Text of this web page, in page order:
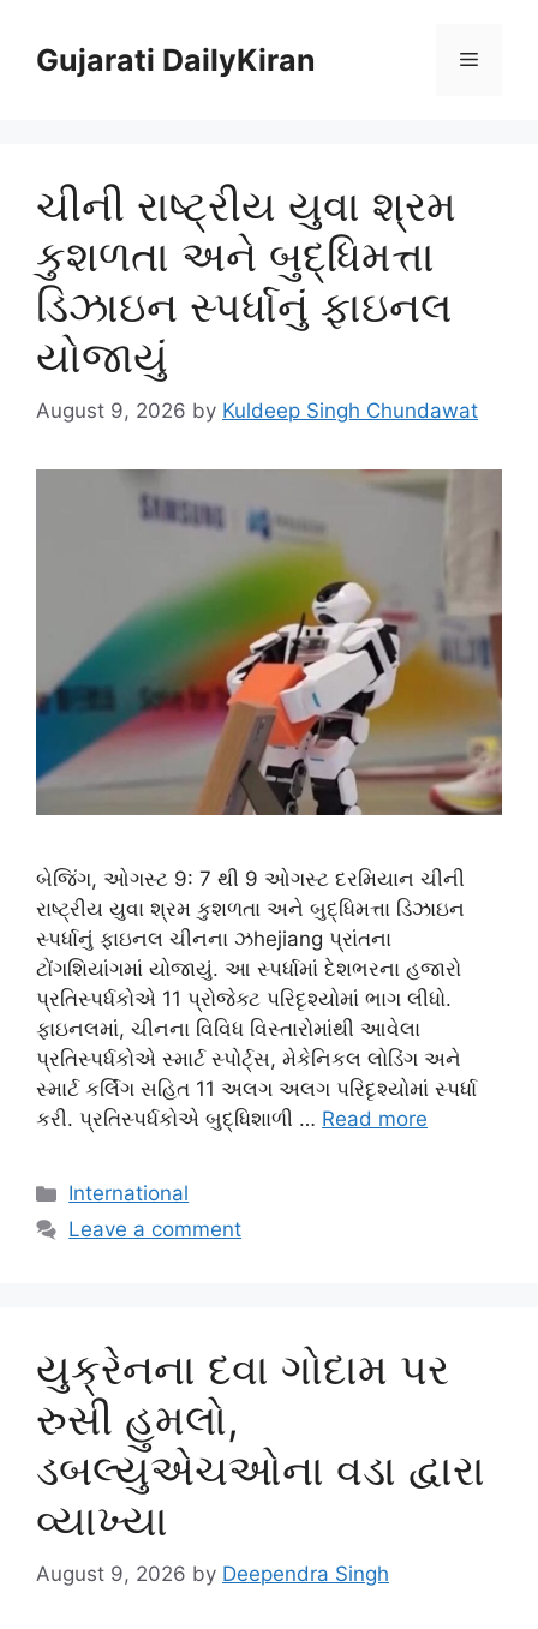
contentGujarati DailyKiran Menu
ચીની રાષ્ટ્રીય યુવા શ્રમ
કુશળતા અને બુદ્ધિમત્તા
ડિઝાઇન સ્પર્ધાનું ફાઇનલ
યોજાયું
August 9, 2026 by Kuldeep Singh Chundawat
બેજિંગ, ઓગસ્ટ 9: 7 થી 9 ઓગસ્ટ દરમિયાન ચીની
રાષ્ટ્રીય યુવા શ્રમ કુશળતા અને બુદ્ધિમત્તા ડિઝાઇન
સ્પર્ધાનું ફાઇનલ ચીનના ઝhejiang પ્રાંતના
ટોંગશિયાંગમાં યોજાયું. આ સ્પર્ધામાં દેશભરના હજારો
પ્રતિસ્પર્ધકોએ 11 પ્રોજેક્ટ પરિદૃશ્યોમાં ભાગ લીધો.
ફાઇનલમાં, ચીનના વિવિધ વિસ્તારોમાંથી આવેલા
પ્રતિસ્પર્ધકોએ સ્માર્ટ સ્પોર્ટ્સ, મેકેનિકલ લોડિંગ અને
સ્માર્ટ કર્લિંગ સહિત 11 અલગ અલગ પરિદૃશ્યોમાં સ્પર્ધા
કરી. પ્રતિસ્પર્ધકોએ બુદ્ધિશાળી … Read more
Categories
International
Leave a comment
યુક્રેનના દવા ગોદામ પર
રુસી હુમલો,
ડબલ્યુએચઓના વડા દ્વારા
વ્યાખ્યા
August 9, 2026 by Deependra Singh